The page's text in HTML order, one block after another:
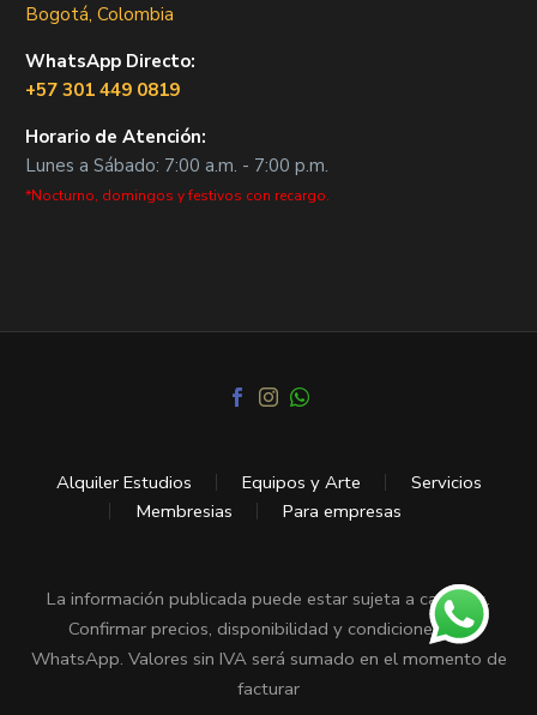
Bogotá, Colombia
WhatsApp Directo:
+57 301 449 0819
Horario de Atención:
Lunes a Sábado: 7:00 a.m. - 7:00 p.m.
*Nocturno, domingos y festivos con recargo.
Alquiler Estudios Equipos y Arte
Servicios
Membresias
Para empresas
La información publicada puede estar sujeta a cambios.
Confirmar precios, disponibilidad y condiciones vía
WhatsApp. Valores sin IVA será sumado en el momento de
facturar